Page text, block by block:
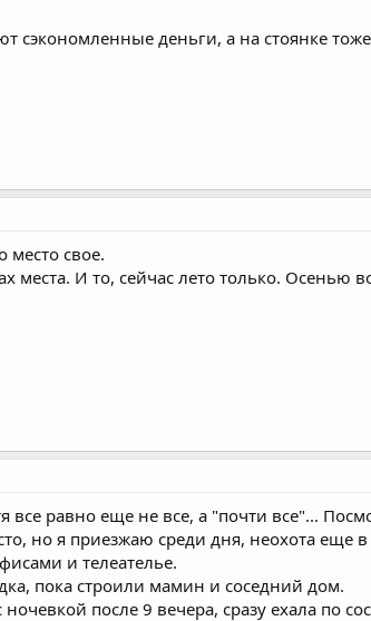
деньги, а на стоянке
место свое.
И то, сейчас лето только. Осенью
равно еще не все, а "почти все"...
но я приезжаю среди дня, неохота еще
и телеателье.
пока строили мамин и соседний дом.
после 9 вечера, сразу ехала по